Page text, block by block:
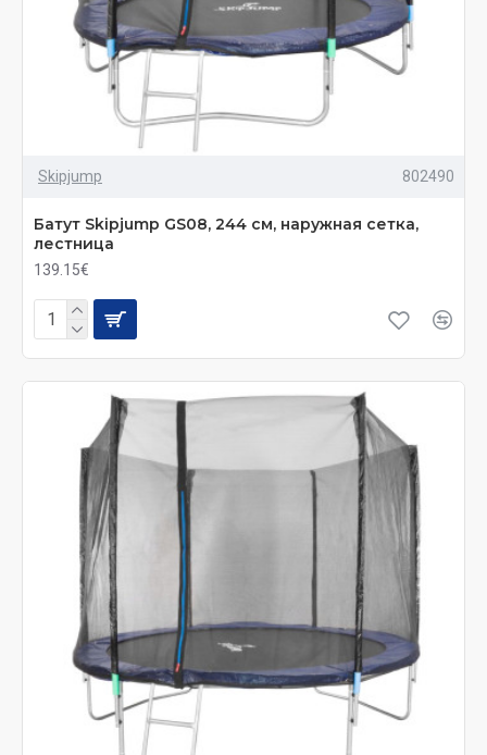
Skipjump 802490
Батут Skiрjumр GS08, 244 см, наружная сетка,
лестница
139.15€